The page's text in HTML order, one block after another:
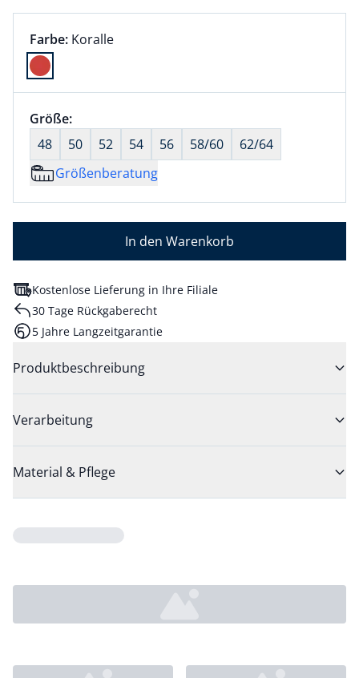
Farbauswahl:
Farbe: aktuell ausgewählt:
Koralle
Farbe Koralle ausgewählt
Größenauswahl:
Größe:nichts ausgewählt
48
50 52 54 56 58/60
62/64
Größenberatung
In den Warenkorb
Kostenlose Lieferung in Ihre Filiale
30 Tage Rückgaberecht
5 Jahre Langzeitgarantie
Produktbeschreibung
Verarbeitung
Material & Pflege